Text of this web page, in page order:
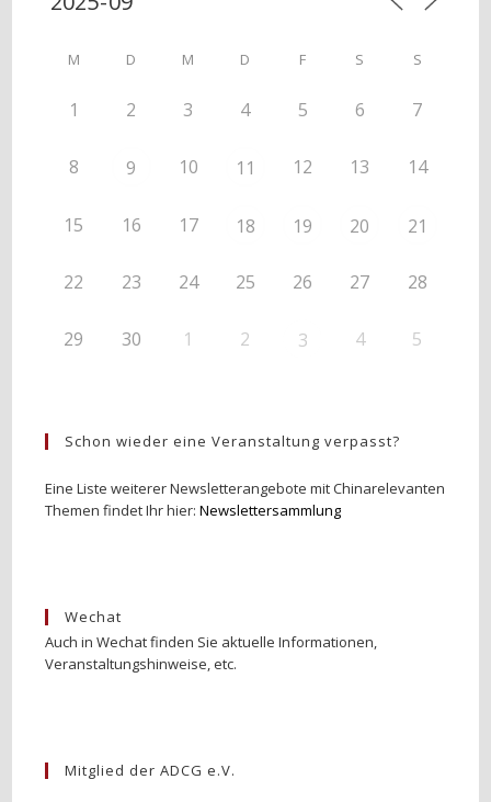
M D M D F S S
1 2 3 4 5 6 7
8 9 10 11 12 13 14
15 16 17 18 19 20 21
22 23 24 25 26 27 28
29 30 1 2 3 4 5
Schon wieder eine Veranstaltung verpasst?
Eine Liste weiterer Newsletterangebote mit Chinarelevanten
Themen findet Ihr hier:Newslettersammlung
Wechat
Auch in Wechat finden Sie aktuelle Informationen,
Veranstaltungshinweise, etc.
Mitglied der ADCG e.V.